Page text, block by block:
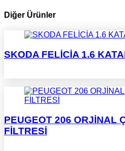
Diğer Ürünler
SKODA FELİCİA 1.6
PEUGEOT 206 ORJİNAL
FİLTRESİ